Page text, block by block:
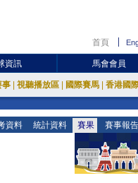
首頁
資訊 馬會會員
事 視聽播放區 國際賽馬 香港國
資料 統計資料 賽果 賽事報告